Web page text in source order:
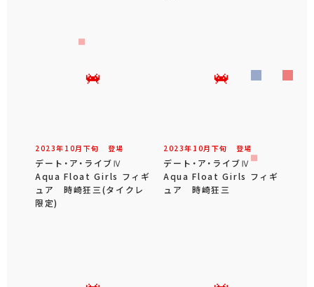
2023年 10月 下旬 登場
デート・ア・ライブⅣ
Aqua Float Girls フィギ
ュア 時崎狂三(タイクレ
限定)
2023年 10月 下旬 登場
デート・ア・ライブⅣ
Aqua Float Girls フィギ
ュア 時崎狂三